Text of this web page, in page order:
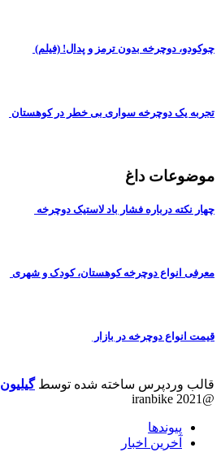
چوکودو، دوچرخه بدون ترمز و پدال! (فیلم)
تجربه یک دوچرخه سواری بی خطر در کوهستان
موضوعات داغ
چهار نکته درباره فشار باد لاستیک دوچرخه
معرفی انواع دوچرخه کوهستان، کودک و شهری
قیمت انواع دوچرخه در بازار
قالب وردپرس ساخته شده توسطگیلیون
@iranbike 2021
پیوندها
آخرین اخبار